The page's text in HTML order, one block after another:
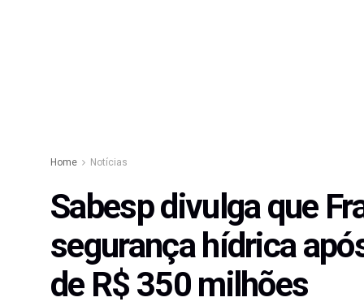
Home Notícias
Sabesp divulga que
segurança hídrica
de R$ 350 milhões